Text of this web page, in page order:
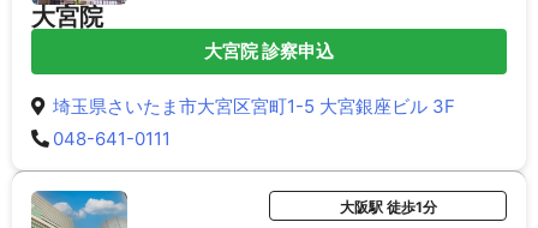
大宮院
大宮院 診察申込
埼玉県さいたま市大宮区宮町1-5 大宮銀座ビル 3F
048-641-0111
大阪駅 徒歩1分